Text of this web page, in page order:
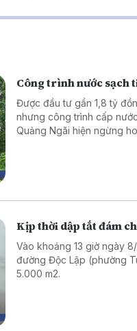
Công trình nước sạch
Được đầu tư gần 1,8 tỷ
nhưng công trình cấp
Quảng Ngãi hiện ngừng
Kịp thời dập tắt đám
Vào khoảng 13 giờ ngày
đường Độc Lập (phường
5.000 m2.